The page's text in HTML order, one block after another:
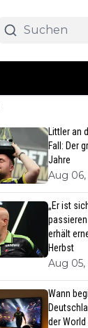
Littler an
Fall: Der
Jahre
Aug 06,
„Er ist
erhält
Herbst
Aug 05,
Wann
der